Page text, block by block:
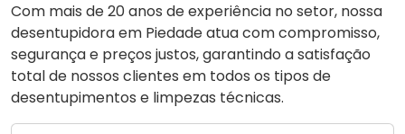
Com mais de 20 anos de experiência no setor, nossa
desentupidora em Piedade atua com compromisso,
segurança e preços justos, garantindo a satisfação
total de nossos clientes em todos os tipos de
desentupimentos e limpezas técnicas.